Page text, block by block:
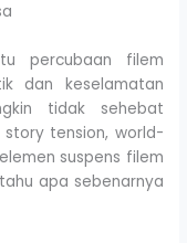
percubaan filem
dan keselamatan
tidak sehebat
tension, world-
suspens filem
apa sebenarnya